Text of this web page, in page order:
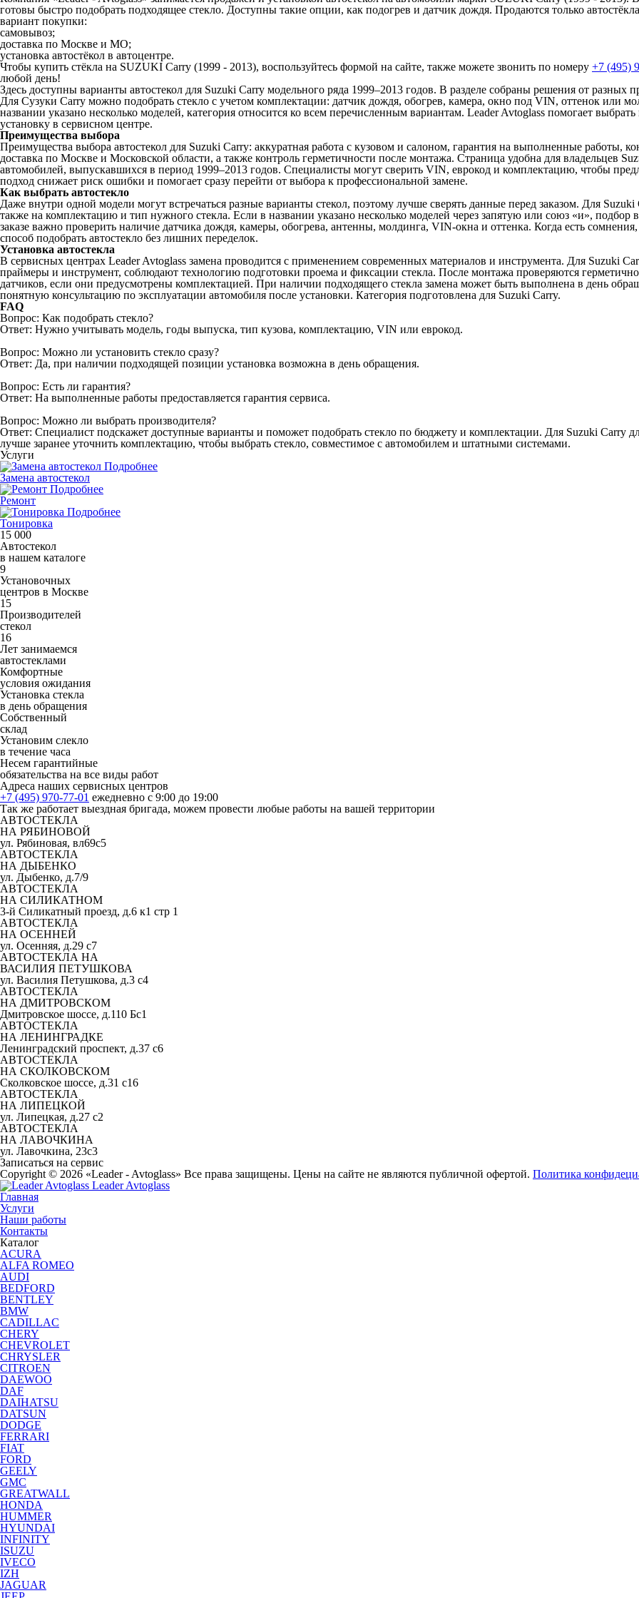
готовы быстро подобрать подходящее стекло. Доступны такие опции, как подогрев и датчик дождя. Продаются только
вариант покупки:
самовывоз;
доставка по Москве и МО;
установка автостёкол в автоцентре.
Чтобы купить стёкла на SUZUKI Carry (1999 - 2013), воспользуйтесь формой на сайте, также можете звонить по номеру +7 (495)
любой день!
Здесь доступны варианты автостекол для Suzuki Carry модельного ряда 1999–2013 годов. В разделе собраны решения от разных
Для Сузуки Carry можно подобрать стекло с учетом комплектации: датчик дождя, обогрев, камера, окно под VIN, оттенок или
названии указано несколько моделей, категория относится ко всем перечисленным вариантам. Leader Avtoglass помогает
установку в сервисном центре.
Преимущества выбора
Преимущества выбора автостекол для Suzuki Carry: аккуратная работа с кузовом и салоном, гарантия на выполненные работы,
доставка по Москве и Московской области, а также контроль герметичности после монтажа. Страница удобна для владельцев
автомобилей, выпускавшихся в период 1999–2013 годов. Специалисты могут сверить VIN, еврокод и комплектацию, чтобы
подход снижает риск ошибки и помогает сразу перейти от выбора к профессиональной замене.
Как выбрать автостекло
Даже внутри одной модели могут встречаться разные варианты стекол, поэтому лучше сверять данные перед заказом. Для
также на комплектацию и тип нужного стекла. Если в названии указано несколько моделей через запятую или союз «и»,
заказе важно проверить наличие датчика дождя, камеры, обогрева, антенны, молдинга, VIN-окна и оттенка. Когда есть
способ подобрать автостекло без лишних переделок.
Установка автостекла
В сервисных центрах Leader Avtoglass замена проводится с применением современных материалов и инструмента. Для Suzuki
праймеры и инструмент, соблюдают технологию подготовки проема и фиксации стекла. После монтажа проверяются
датчиков, если они предусмотрены комплектацией. При наличии подходящего стекла замена может быть выполнена в день
понятную консультацию по эксплуатации автомобиля после установки. Категория подготовлена для Suzuki Carry.
FAQ
Вопрос: Как подобрать стекло?
Ответ: Нужно учитывать модель, годы выпуска, тип кузова, комплектацию, VIN или еврокод.
Вопрос: Можно ли установить стекло сразу?
Ответ: Да, при наличии подходящей позиции установка возможна в день обращения.
Вопрос: Есть ли гарантия?
Ответ: На выполненные работы предоставляется гарантия сервиса.
Вопрос: Можно ли выбрать производителя?
Ответ: Специалист подскажет доступные варианты и поможет подобрать стекло по бюджету и комплектации. Для Suzuki Carry
лучше заранее уточнить комплектацию, чтобы выбрать стекло, совместимое с автомобилем и штатными системами.
Услуги
Подробнее
Замена автостекол
Подробнее
Ремонт
Подробнее
Тонировка
15 000
Автостекол
в нашем каталоге
9
Установочных
центров в Москве
15
Производителей
стекол
16
Лет занимаемся
автостеклами
Комфортные
условия ожидания
Установка стекла
в день обращения
Собственный
склад
Установим слекло
в течение часа
Несем гарантийные
обязательства на все виды работ
Адреса наших сервисных центров
+7 (495) 970-77-01 ежедневно с 9:00 до 19:00
Так же работает выездная бригада, можем провести любые работы на вашей территории
АВТОСТЕКЛА
НА РЯБИНОВОЙ
ул. Рябиновая, вл69с5
АВТОСТЕКЛА
НА ДЫБЕНКО
ул. Дыбенко, д.7/9
АВТОСТЕКЛА
НА СИЛИКАТНОМ
3-й Силикатный проезд, д.6 к1 стр 1
АВТОСТЕКЛА
НА ОСЕННЕЙ
ул. Осенняя, д.29 с7
АВТОСТЕКЛА НА
ВАСИЛИЯ ПЕТУШКОВА
ул. Василия Петушкова, д.3 с4
АВТОСТЕКЛА
НА ДМИТРОВСКОМ
Дмитровское шоссе, д.110 Бс1
АВТОСТЕКЛА
НА ЛЕНИНГРАДКЕ
Ленинградский проспект, д.37 c6
АВТОСТЕКЛА
НА СКОЛКОВСКОМ
Сколковское шоссе, д.31 с16
АВТОСТЕКЛА
НА ЛИПЕЦКОЙ
ул. Липецкая, д.27 с2
АВТОСТЕКЛА
НА ЛАВОЧКИНА
ул. Лавочкина, 23с3
Записаться на сервис
Copyright © 2026 «Leader - Avtoglass» Все права защищены. Цены на сайте не являются публичной офертой. Политика
Leader Avtoglass
Главная
Услуги
Наши работы
Контакты
Каталог
ACURA
ALFA ROMEO
AUDI
BEDFORD
BENTLEY
BMW
CADILLAC
CHERY
CHEVROLET
CHRYSLER
CITROEN
DAEWOO
DAF
DAIHATSU
DATSUN
DODGE
FERRARI
FIAT
FORD
GEELY
GMC
GREATWALL
HONDA
HUMMER
HYUNDAI
INFINITY
ISUZU
IVECO
IZH
JAGUAR